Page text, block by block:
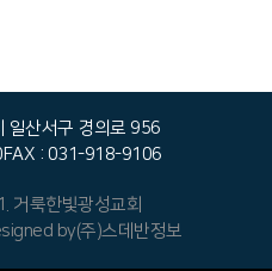
일산서구 경의로 956
FAX : 031-918-9106
룩한빛광성교회
by(주)스데반정보